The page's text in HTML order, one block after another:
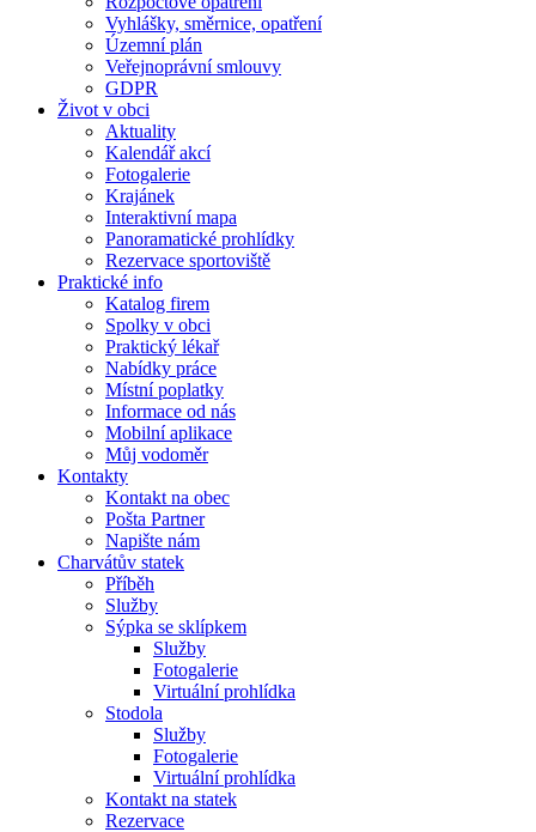
Vyhlášky, směrnice, opatření
Územní plán
Veřejnoprávní smlouvy
GDPR
Život v obci
Aktuality
Kalendář akcí
Fotogalerie
Krajánek
Interaktivní mapa
Panoramatické prohlídky
Rezervace sportoviště
Praktické info
Katalog firem
Spolky v obci
Praktický lékař
Nabídky práce
Místní poplatky
Informace od nás
Mobilní aplikace
Můj vodoměr
Kontakty
Kontakt na obec
Pošta Partner
Napište nám
Charvátův statek
Příběh
Služby
Sýpka se sklípkem
Služby
Fotogalerie
Virtuální prohlídka
Stodola
Služby
Fotogalerie
Virtuální prohlídka
Kontakt na statek
Rezervace